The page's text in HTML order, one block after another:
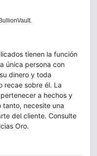
tienen la función
única persona con
dinero y toda
recae sobre él. La
a hechos y
necesite una
del cliente. Consulte
Oro.